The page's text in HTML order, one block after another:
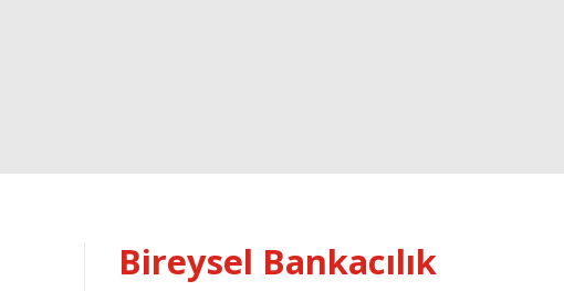
Bireysel Bankacılık